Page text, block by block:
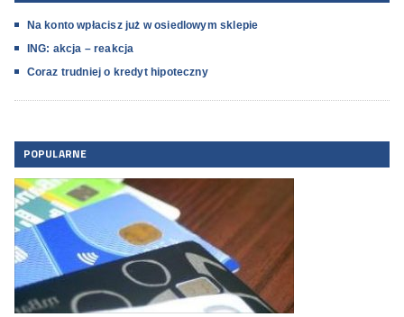
Na konto wpłacisz już w osiedlowym sklepie
ING: akcja – reakcja
Coraz trudniej o kredyt hipoteczny
POPULARNE